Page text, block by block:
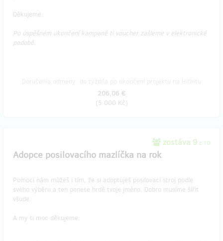
Děkujeme.
Po úspěšném ukončení kampaně ti voucher zašleme v elektronické
podobě.
206,06 €
(5 000 Kč)
zostáva 9 z 10
Adopce posilovacího mazlíčka na rok
Pomoci nám můžeš i tím, že si adoptuješ posilovací stroj podle
svého výběru a ten ponese hrdě tvoje jméno. Dobro musíme šířit
všude.
A my ti moc děkujeme.